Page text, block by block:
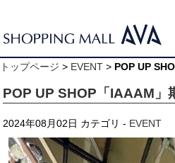
トップページ > EVENT > POP UP
POP UP SHOP「IAAAM」
2024年08月02日 カテゴリ - EVENT